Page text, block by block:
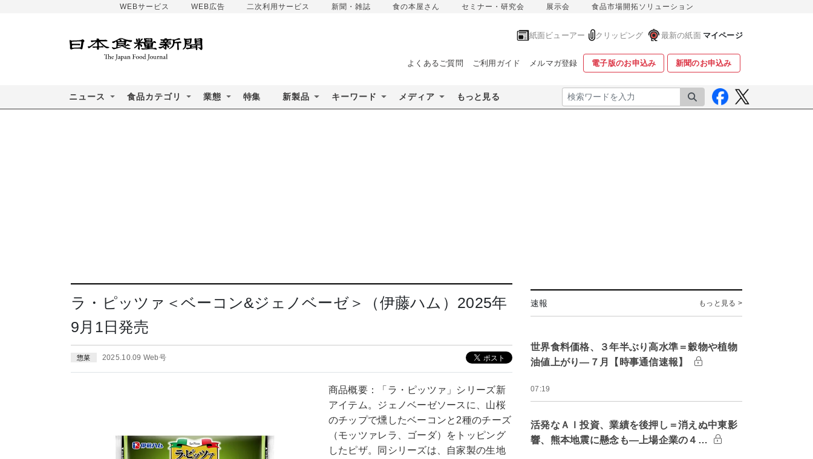
WEBサービス WEB広告 二次利用サービス 新聞・雑誌 食の本屋さん セミナー・研究会 展示会 食品市場開拓ソリューション
紙面ビューアー クリッピング 最新の紙面 マイページ
よくあるご質問 ご利用ガイド メルマガ登録 電子版のお申込み 新聞のお申込み
ニュース 食品カテゴリ 業態 特集 新製品 キーワード メディア もっと見る 検索
ラ・ピッツァ＜ベーコン&ジェノベーゼ＞（伊藤ハム）2025年
9月1日発売
惣菜 2025.10.09 Web号
商品概要：「ラ・ピッツァ」シリーズ新
アイテム。ジェノベーゼソースに、山桜
のチップで燻したベーコンと2種のチーズ
（モッツァレラ、ゴーダ）をトッピング
したピザ。同シリーズは、自家製の生地
速報 もっと見る >
世界食料価格、３年半ぶり高水準＝穀物や植物
油値上がり―７月【時事通信速報】
07:19
活発なＡＩ投資、業績を後押し＝消えぬ中東影
響、熊本地震に懸念も―上場企業の４…